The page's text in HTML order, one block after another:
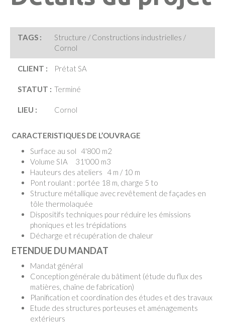
TAGS :
Structure / Constructions industrielles /
Cornol
CLIENT : Prétat SA
STATUT : Terminé
LIEU : Cornol
CARACTERISTIQUES DE L’OUVRAGE
Surface au sol 4'800 m2
Volume SIA 31'000 m3
Hauteurs des ateliers 4 m / 10 m
Pont roulant : portée 18 m, charge 5 to
Structure métallique avec revêtement de façades en
tôle thermolaquée
Dispositifs techniques pour réduire les émissions
phoniques et les trépidations
Décharge et récupération de chaleur
ETENDUE DU MANDAT
Mandat général
Conception générale du bâtiment (étude du flux des
matières, chaîne de fabrication)
Planification et coordination des études et des travaux
Etude des structures porteuses et aménagements
extérieurs